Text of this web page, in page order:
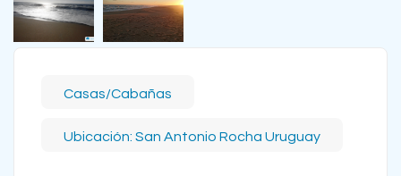
Casas/Cabañas
Ubicación: San Antonio Rocha Uruguay